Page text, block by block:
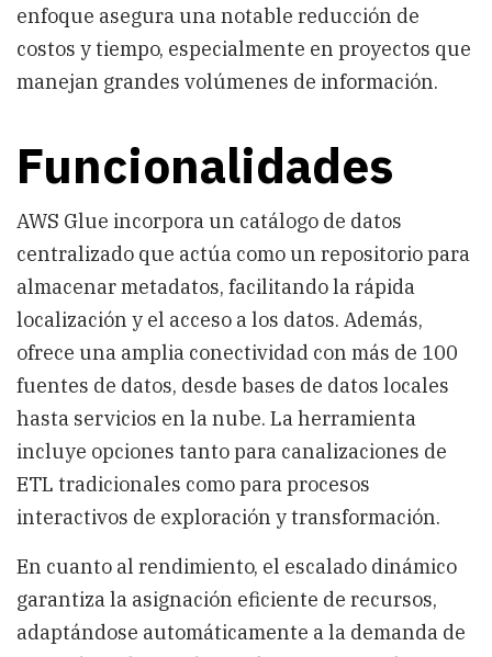
enfoque asegura una notable reducción de
costos y tiempo, especialmente en proyectos que
manejan grandes volúmenes de información.
Funcionalidades
AWS Glue incorpora un catálogo de datos
centralizado que actúa como un repositorio para
almacenar metadatos, facilitando la rápida
localización y el acceso a los datos. Además,
ofrece una amplia conectividad con más de 100
fuentes de datos, desde bases de datos locales
hasta servicios en la nube. La herramienta
incluye opciones tanto para canalizaciones de
ETL tradicionales como para procesos
interactivos de exploración y transformación.
En cuanto al rendimiento, el escalado dinámico
garantiza la asignación eficiente de recursos,
adaptándose automáticamente a la demanda de